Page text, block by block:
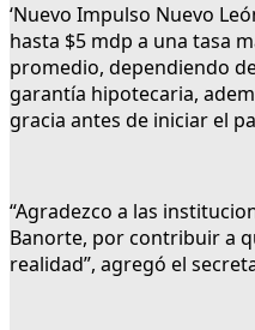
‘Nuevo Impulso Nuevo
hasta $5 mdp a una tasa
promedio, dependiendo
garantía hipotecaria,
gracia antes de iniciar el
“Agradezco a las
Banorte, por contribuir a
realidad”, agregó el